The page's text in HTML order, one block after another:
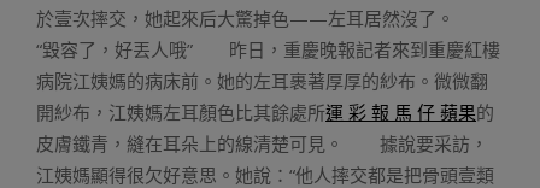
於壹次摔交，她起來后大驚掉色——左耳居然沒了。
“毀容了，好丟人哦” 昨日，重慶晚報記者來到重慶紅樓
病院江姨媽的病床前。她的左耳裹著厚厚的紗布。微微翻
開紗布，江姨媽左耳顏色比其餘處所運 彩 報 馬 仔 蘋果的
皮膚鐵青，縫在耳朵上的線清楚可見。 據說要采訪，
江姨媽顯得很欠好意思。她說：“他人摔交都是把骨頭壹類